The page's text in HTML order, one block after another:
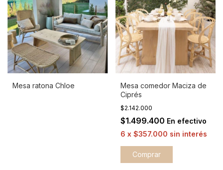
Mesa ratona Chloe
Mesa comedor Maciza de
Ciprés
$2.142.000
$1.499.400 En efectivo
6 x $357.000 sin interés
Comprar